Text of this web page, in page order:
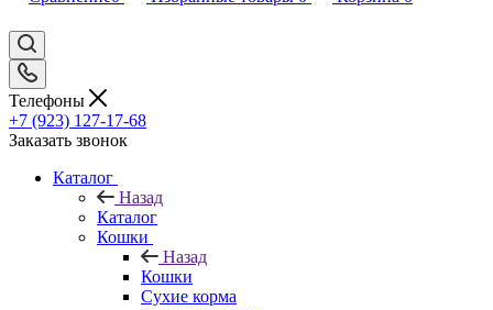
Телефоны
+7 (923) 127-17-68
Заказать звонок
Каталог
Назад
Каталог
Кошки
Назад
Кошки
Сухие корма